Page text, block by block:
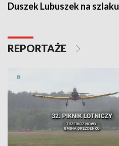
Duszek Lubuszek na szlaku
REPORTAŻE